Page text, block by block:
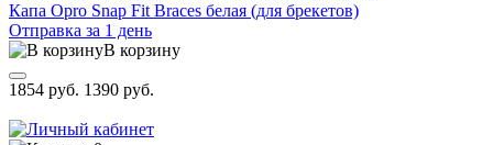
Капа Opro Snap Fit Braces белая (для брекетов)
Отправка за 1 день
В корзину
1854 руб. 1390 руб.